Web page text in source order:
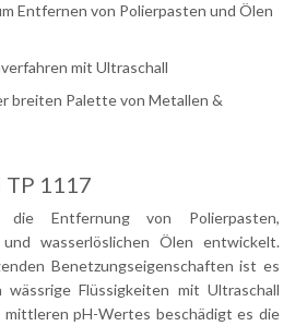
Entfernen von Polierpasten und Ölen
mit Ultraschall
breiten Palette von Metallen &
TP 1117
Entfernung von Polierpasten,
wasserlöslichen Ölen entwickelt.
Benetzungseigenschaften ist es
Flüssigkeiten mit Ultraschall
mittleren pH-Wertes beschädigt es die